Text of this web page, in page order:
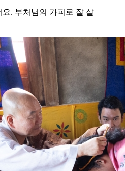
. 부처님의 가피로 잘 살